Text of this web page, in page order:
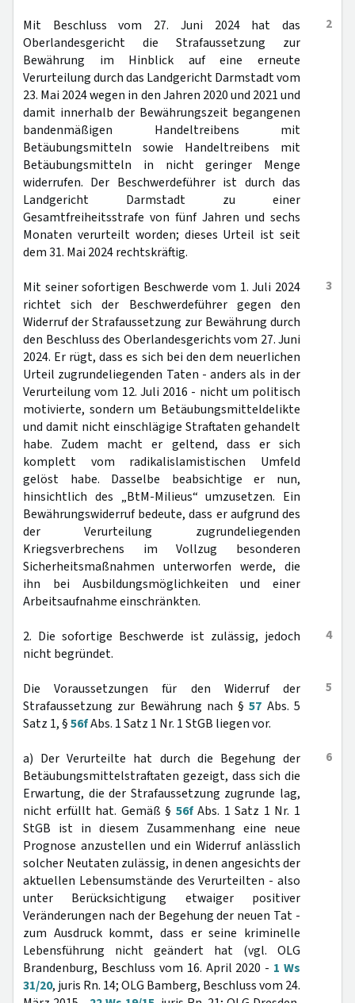
2
Mit Beschluss vom 27. Juni 2024 hat das
Oberlandesgericht die Strafaussetzung zur
Bewährung im Hinblick auf eine erneute
Verurteilung durch das Landgericht Darmstadt vom
23. Mai 2024 wegen in den Jahren 2020 und 2021 und
damit innerhalb der Bewährungszeit begangenen
bandenmäßigen Handeltreibens mit
Betäubungsmitteln sowie Handeltreibens mit
Betäubungsmitteln in nicht geringer Menge
widerrufen. Der Beschwerdeführer ist durch das
Landgericht Darmstadt zu einer
Gesamtfreiheitsstrafe von fünf Jahren und sechs
Monaten verurteilt worden; dieses Urteil ist seit
dem 31. Mai 2024 rechtskräftig.
3
Mit seiner sofortigen Beschwerde vom 1. Juli 2024
richtet sich der Beschwerdeführer gegen den
Widerruf der Strafaussetzung zur Bewährung durch
den Beschluss des Oberlandesgerichts vom 27. Juni
2024. Er rügt, dass es sich bei den dem neuerlichen
Urteil zugrundeliegenden Taten - anders als in der
Verurteilung vom 12. Juli 2016 - nicht um politisch
motivierte, sondern um Betäubungsmitteldelikte
und damit nicht einschlägige Straftaten gehandelt
habe. Zudem macht er geltend, dass er sich
komplett vom radikalislamistischen Umfeld
gelöst habe. Dasselbe beabsichtige er nun,
hinsichtlich des „BtM-Milieus“ umzusetzen. Ein
Bewährungswiderruf bedeute, dass er aufgrund des
der Verurteilung zugrundeliegenden
Kriegsverbrechens im Vollzug besonderen
Sicherheitsmaßnahmen unterworfen werde, die
ihn bei Ausbildungsmöglichkeiten und einer
Arbeitsaufnahme einschränkten.
4
2. Die sofortige Beschwerde ist zulässig, jedoch
nicht begründet.
5
Die Voraussetzungen für den Widerruf der
Strafaussetzung zur Bewährung nach §57 Abs. 5
Satz 1, §56fAbs. 1 Satz 1 Nr. 1 StGB liegen vor.
6
a) Der Verurteilte hat durch die Begehung der
Betäubungsmittelstraftaten gezeigt, dass sich die
Erwartung, die der Strafaussetzung zugrunde lag,
nicht erfüllt hat. Gemäß § 56fAbs. 1 Satz 1 Nr. 1
StGB ist in diesem Zusammenhang eine neue
Prognose anzustellen und ein Widerruf anlässlich
solcher Neutaten zulässig, in denen angesichts der
aktuellen Lebensumstände des Verurteilten - also
unter Berücksichtigung etwaiger positiver
Veränderungen nach der Begehung der neuen Tat -
zum Ausdruck kommt, dass er seine kriminelle
Lebensführung nicht geändert hat (vgl. OLG
Brandenburg, Beschluss vom 16. April 2020 - 1 Ws
31/20, juris Rn. 14; OLG Bamberg, Beschluss vom 24.